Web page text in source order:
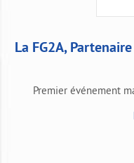
La FG2A,
Premier événement